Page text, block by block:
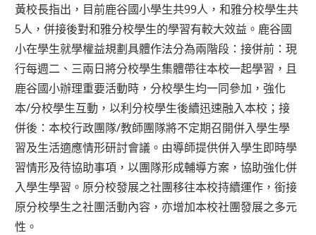
黃校長指出，目前鹿谷國小學生共99人，和雅分校學生共
5人，併接後對和雅分校學生的學習有較大效益。鹿谷國
小在學生就學權益規劃具體作法分為兩階段：接併前：現
行每週二、三兩日將分校學生集體帶往本校一起學習，且
鹿谷國小辦理重要活動時，分校學生均一同參加，強化
本/分校學生互動，以利分校學生後續迅速融入本校；接
併後：本校行政團隊/教師團隊將不定期召開併入學生學
習及生活適應情形研討會議。由導師提供併入學生即時學
習情形及待協助事項，以團隊形成輔導方案，協助強化併
入學生學習。原分校發展之社團移往本校持續運作，銜接
原分校學生之社團活動內容，亦增加本校社團發展之多元
性。